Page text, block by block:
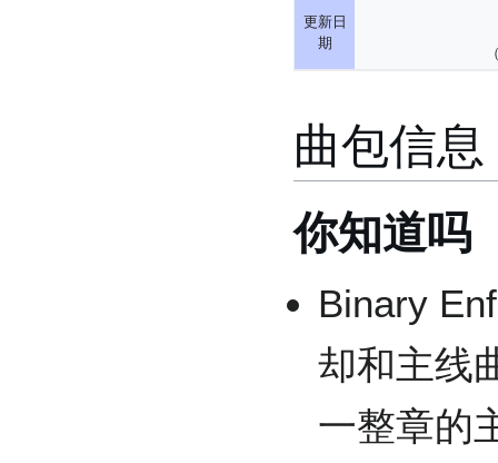
更新日
期
曲包信息
你知道吗
Binary
却和主线
一整章的